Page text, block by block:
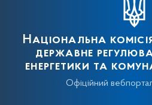
Національна
державне
енергетики та
Офіційний